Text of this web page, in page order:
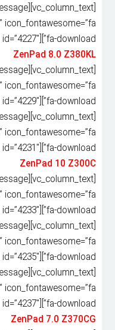
icon_fontawesome=”fa
fa-download”][download id=”4227″][/vc_message]
ZenPad 8.0 Z380KL
icon_fontawesome=”fa
icon_fontawesome=”fa
fa-download”][download id=”4231″][/vc_message]
ZenPad 10 Z300C
icon_fontawesome=”fa
icon_fontawesome=”fa
icon_fontawesome=”fa
fa-download”][download id=”4237″][/vc_message]
ZenPad 7.0 Z370CG